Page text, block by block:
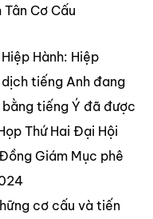
Tân Cơ Cấu
Hành: Hiệp
dịch tiếng Anh đang
tiếng Ý đã được
Thứ Hai Đại Hội
Giám Mục phê
cơ cấu và tiến